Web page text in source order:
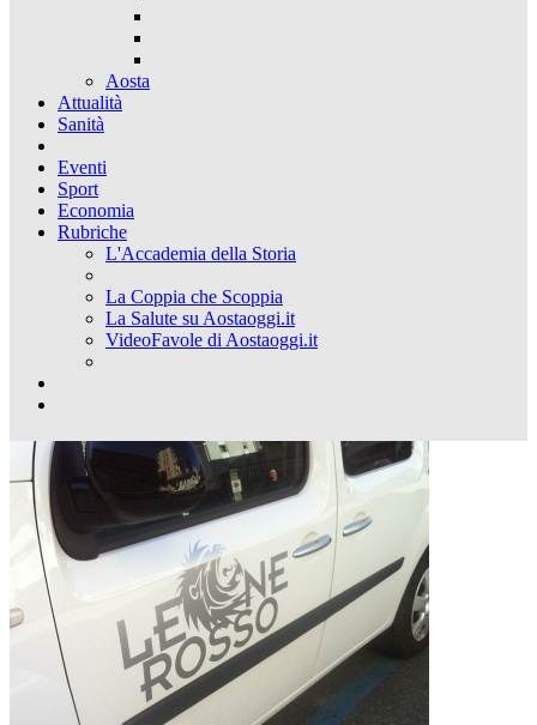
Aosta
Attualità
Sanità
Eventi
Sport
Economia
Rubriche
L'Accademia della Storia
La Coppia che Scoppia
La Salute su Aostaoggi.it
VideoFavole di Aostaoggi.it